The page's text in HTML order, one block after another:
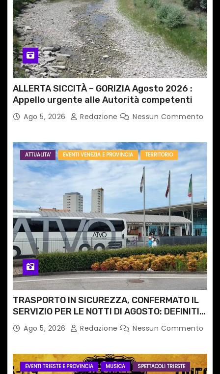
ALLERTA SICCITÀ – GORIZIA Agosto 2026 :
Appello urgente alle Autorità competenti
Ago 5, 2026 Redazione Nessun Commento
ATTUALITA' EVENTI VENEZIA E PROVINCIA TERRITORIO
TRASPORTO IN SICUREZZA, CONFERMATO IL
SERVIZIO PER LE NOTTI DI AGOSTO: DEFINITI
PERCORSI, FERMATE E ORARIO
Ago 5, 2026 Redazione Nessun Commento
EVENTI TRIESTE E PROVINCIA MUSICA SPETTACOLI TRIESTE